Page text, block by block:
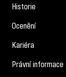
Historie
Ocenění
Kariéra
Právní informace